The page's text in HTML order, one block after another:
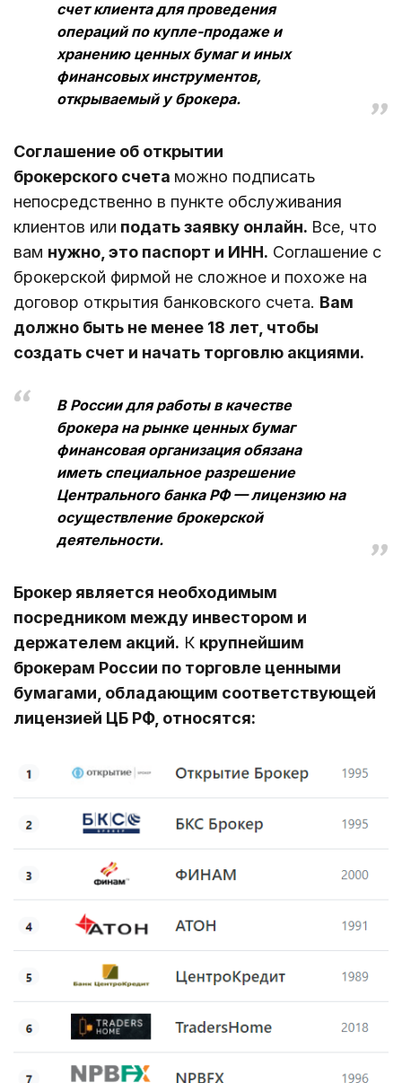
счет клиента для проведения
операций по купле-продаже и
хранению ценных бумаг и иных
финансовых инструментов,
открываемый у брокера.
Соглашение об открытии
брокерского счета можно подписать
непосредственно в пункте обслуживания
клиентов или подать заявку онлайн. Все, что
вам нужно, это паспорт и ИНН. Соглашение с
брокерской фирмой не сложное и похоже на
договор открытия банковского счета. Вам
должно быть не менее 18 лет, чтобы
создать счет и начать торговлю акциями.
В России для работы в качестве
брокера на рынке ценных бумаг
финансовая организация обязана
иметь специальное разрешение
Центрального банка РФ — лицензию на
осуществление брокерской
деятельности.
Брокер является необходимым
посредником между инвестором и
держателем акций. К крупнейшим
брокерам России по торговле ценными
бумагами, обладающим соответствующей
лицензией ЦБ РФ, относятся: